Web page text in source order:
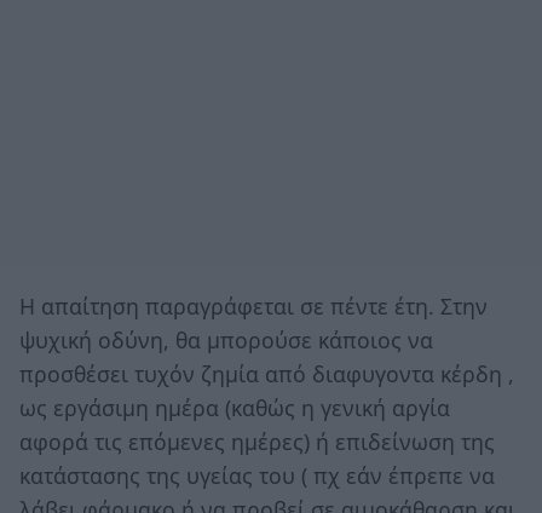
Η απαίτηση παραγράφεται σε πέντε έτη. Στην
ψυχική οδύνη, θα μπορούσε κάποιος να
προσθέσει τυχόν ζημία από διαφυγοντα κέρδη ,
ως εργάσιμη ημέρα (καθώς η γενική αργία
αφορά τις επόμενες ημέρες) ή επιδείνωση της
κατάστασης της υγείας του ( πχ εάν έπρεπε να